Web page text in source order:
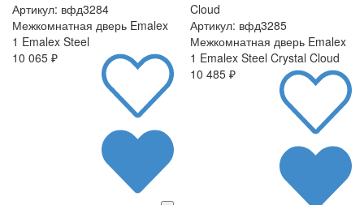
Артикул: вфд3284
Межкомнатная дверь Emalex
1 Emalex Steel
10 065 ₽
Артикул: вфд3285
Межкомнатная дверь Emalex
1 Emalex Steel Crystal Cloud
10 485 ₽